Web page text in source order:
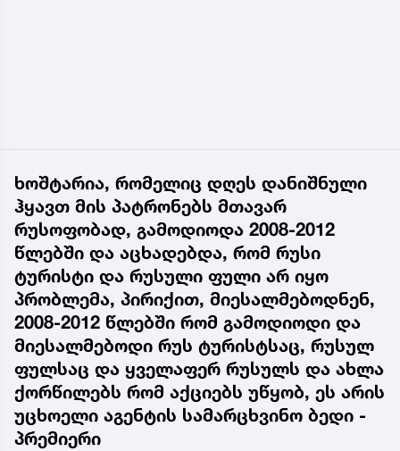
ხოშტარია, რომელიც დღეს დანიშნული
ჰყავთ მის პატრონებს მთავარ
რუსოფობად, გამოდიოდა 2008-2012
წლებში და აცხადებდა, რომ რუსი
ტურისტი და რუსული ფული არ იყო
პრობლემა, პირიქით, მიესალმებოდნენ,
2008-2012 წლებში რომ გამოდიოდი და
მიესალმებოდი რუს ტურისტსაც, რუსულ
ფულსაც და ყველაფერ რუსულს და ახლა
ქორწილებს რომ აქციებს უწყობ, ეს არის
უცხოელი აგენტის სამარცხვინო ბედი -
პრემიერი